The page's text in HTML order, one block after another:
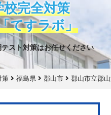
完全対策
てすラボ」
スト対策はお任せください
策 福島県 郡山市 郡山市立郡